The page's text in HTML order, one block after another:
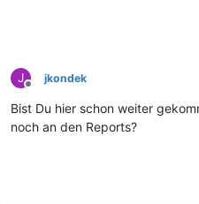
J
Offline
jkondek
Bist Du hier schon weiter
noch an den Reports?